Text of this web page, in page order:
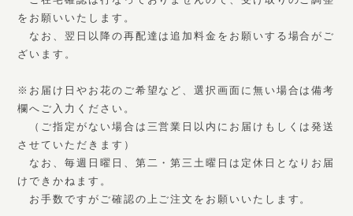
をお願いいたします。
なお、翌日以降の再配達は追加料金をお願いする場合がご
ざいます。
※お届け日やお花のご希望など、選択画面に無い場合は備考
欄へご入力ください。
（ご指定がない場合は三営業日以内にお届けもしくは発送
させていただきます）
なお、毎週日曜日、第二・第三土曜日は定休日となりお届
けできかねます。
お手数ですがご確認の上ご注文をお願いいたします。